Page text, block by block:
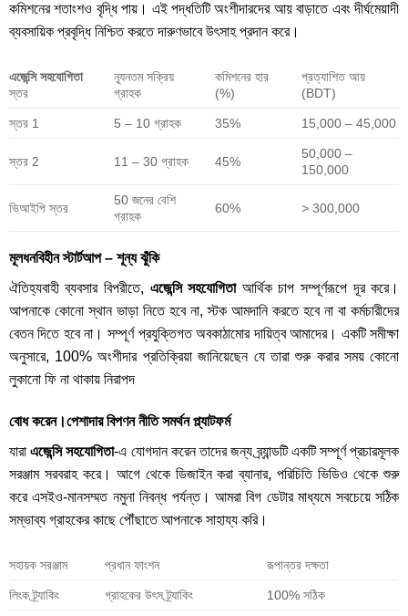
কমিশনের শতাংশও বৃদ্ধি পায়। এই পদ্ধতিটি অংশীদারদের আয় বাড়াতে এবং দীর্ঘমেয়াদী
ব্যবসায়িক প্রবৃদ্ধি নিশ্চিত করতে দারুণভাবে উৎসাহ প্রদান করে।
এজেন্সি সহযোগিতা
স্তর
ন্যূনতম সক্রিয়
গ্রাহক
কমিশনের হার
(%)
প্রত্যাশিত আয়
(BDT)
স্তর 1 5 – 10 গ্রাহক 35% 15,000 – 45,000
স্তর 2 11 – 30 গ্রাহক 45%
50,000 –
150,000
ভিআইপি স্তর
50 জনের বেশি
গ্রাহক
60% > 300,000
মূলধনবিহীন স্টার্টআপ – শূন্য ঝুঁকি
ঐতিহ্যবাহী ব্যবসার বিপরীতে, এজেন্সি সহযোগিতাআর্থিক চাপ সম্পূর্ণরূপে দূর করে।
আপনাকে কোনো স্থান ভাড়া নিতে হবে না, স্টক আমদানি করতে হবে না বা কর্মচারীদের
বেতন দিতে হবে না। সম্পূর্ণ প্রযুক্তিগত অবকাঠামোর দায়িত্ব আমাদের। একটি সমীক্ষা
অনুসারে, 100% অংশীদার প্রতিক্রিয়া জানিয়েছেন যে তারা শুরু করার সময় কোনো
লুকানো ফি না থাকায় নিরাপদ
বোধ করেন।পেশাদার বিপণন নীতি সমর্থন প্ল্যাটফর্ম
যারাএজেন্সি সহযোগিতা-এ যোগদান করেন তাদের জন্য ব্র্যান্ডটি একটি সম্পূর্ণ প্রচারমূলক
সরঞ্জাম সরবরাহ করে। আগে থেকে ডিজাইন করা ব্যানার, পরিচিতি ভিডিও থেকে শুরু
করে এসইও-মানসম্মত নমুনা নিবন্ধ পর্যন্ত। আমরা বিগ ডেটার মাধ্যমে সবচেয়ে সঠিক
সম্ভাব্য গ্রাহকের কাছে পৌঁছাতে আপনাকে সাহায্য করি।
সহায়ক সরঞ্জাম প্রধান ফাংশন রূপান্তর দক্ষতা
লিংক ট্র্যাকিং গ্রাহকের উৎস ট্র্যাকিং 100% সঠিক